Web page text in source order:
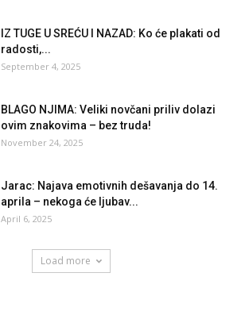
IZ TUGE U SREĆU I NAZAD: Ko će plakati od
radosti,...
September 4, 2025
BLAGO NJIMA: Veliki novčani priliv dolazi
ovim znakovima – bez truda!
November 24, 2025
Jarac: Najava emotivnih dešavanja do 14.
aprila – nekoga će ljubav...
April 6, 2025
Load more